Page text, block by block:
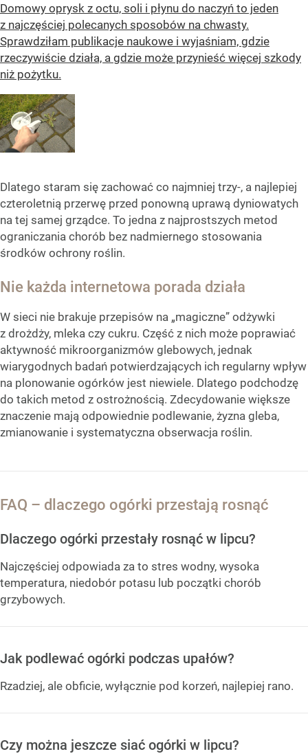
Domowy oprysk z octu, soli i płynu do naczyń to jeden
z najczęściej polecanych sposobów na chwasty.
Sprawdziłam publikacje naukowe i wyjaśniam, gdzie
rzeczywiście działa, a gdzie może przynieść więcej szkody
niż pożytku.
Dlatego staram się zachować co najmniej trzy-, a najlepiej
czteroletnią przerwę przed ponowną uprawą dyniowatych
na tej samej grządce. To jedna z najprostszych metod
ograniczania chorób bez nadmiernego stosowania
środków ochrony roślin.
Nie każda internetowa porada działa
W sieci nie brakuje przepisów na „magiczne” odżywki
z drożdży, mleka czy cukru. Część z nich może poprawiać
aktywność mikroorganizmów glebowych, jednak
wiarygodnych badań potwierdzających ich regularny wpływ
na plonowanie ogórków jest niewiele. Dlatego podchodzę
do takich metod z ostrożnością. Zdecydowanie większe
znaczenie mają odpowiednie podlewanie, żyzna gleba,
zmianowanie i systematyczna obserwacja roślin.
FAQ – dlaczego ogórki przestają rosnąć
Dlaczego ogórki przestały rosnąć w lipcu?
Najczęściej odpowiada za to stres wodny, wysoka
temperatura, niedobór potasu lub początki chorób
grzybowych.
Jak podlewać ogórki podczas upałów?
Rzadziej, ale obficie, wyłącznie pod korzeń, najlepiej rano.
Czy można jeszcze siać ogórki w lipcu?